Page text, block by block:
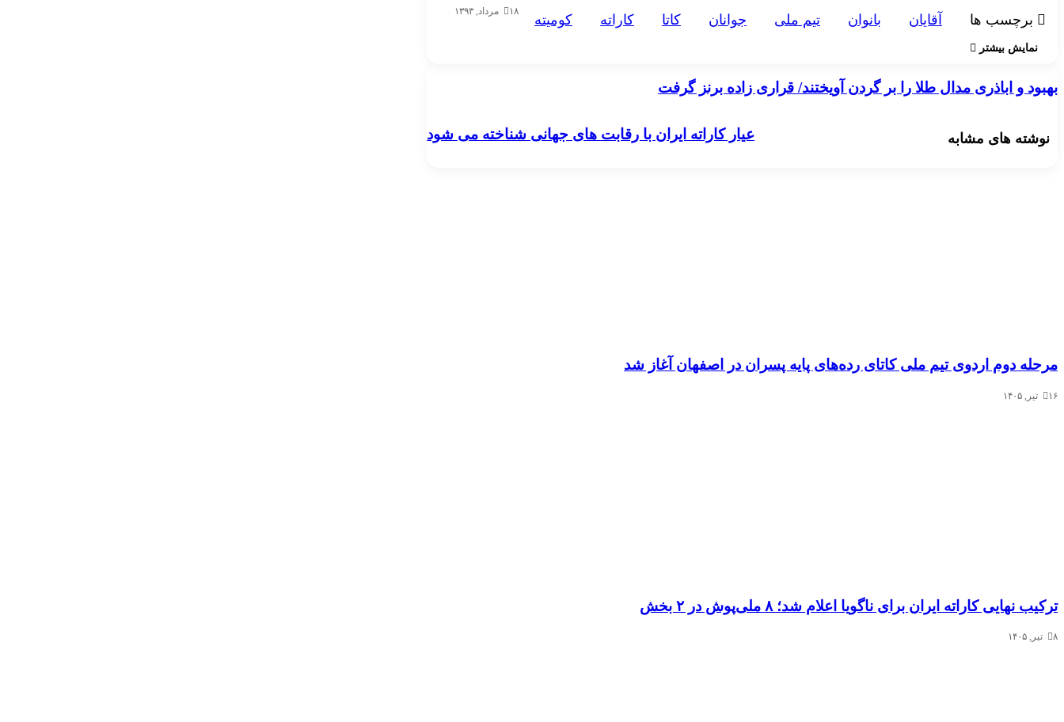
برچسب ها آقايان بانوان تيم ملی جوانان کاتا کاراته کوميته
۱۸ مرداد, ۱۳۹۳
نمایش بیشتر
بهبود و اباذری مدال طلا را بر گردن آویختند/ قراری زاده برنز گرفت
عیار کاراته ایران با رقابت های جهانی شناخته می شود نوشته های مشابه
مرحله دوم اردوی تیم ملی کاتای رده‌های پایه پسران در اصفهان آغاز شد
۱۶ تیر, ۱۴۰۵
ترکیب نهایی کاراته ایران برای ناگویا اعلام شد؛ ۸ ملی‌پوش در ۲ بخش
۸ تیر, ۱۴۰۵